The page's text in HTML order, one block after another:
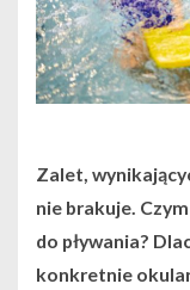
Zalet,
nie brakuje.
do pływania?
konkretnie